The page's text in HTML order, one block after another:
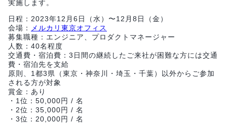
実施します。
日程：2023年12月6日（水）〜12月8日（金）
会場：
メルカリ東京オフィス
募集職種：エンジニア、プロダクトマネージャー
人数：40名程度
交通費・宿泊費：3日間の継続したご来社が困難な方には交通
費・宿泊先を支給
原則、1都3県（東京・神奈川・埼玉・千葉）以外からご参加
される方が対象
賞金：あり
・1位：50,000円 / 名
・2位：35,000円 / 名
・3位：20,000円 / 名